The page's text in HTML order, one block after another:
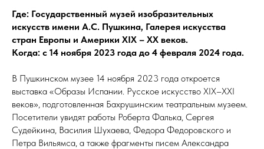
Где: Государственный музей изобразительных
искусств имени А.С. Пушкина, Галерея искусства
стран Европы и Америки XIX – XX веков.
Когда: с 14 ноября 2023 года до 4 февраля 2024 года.
В Пушкинском музее 14 ноября 2023 года откроется
выставка «Образы Испании. Русское искусство XIX–XXI
веков», подготовленная Бахрушинским театральным музеем.
Посетители увидят работы Роберта Фалька, Сергея
Судейкина, Василия Шухаева, Федора Федоровского и
Петра Вильямса, а также фрагменты писем Александра